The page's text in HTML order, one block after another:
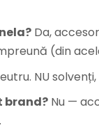
Da,
(din
NU
brand? Nu —